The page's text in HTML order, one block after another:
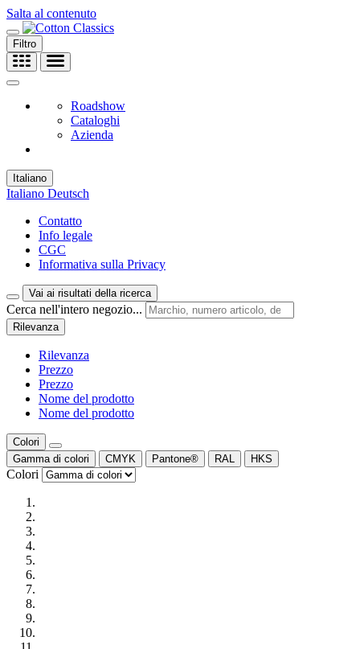
Salta al contenuto
Filtro
Roadshow
Cataloghi
Azienda
Italiano
Italiano Deutsch
Contatto
Info legale
CGC
Informativa sulla Privacy
Vai ai risultati della ricerca
Cerca nell'intero negozio...
Rilevanza
Rilevanza
Prezzo
Prezzo
Nome del prodotto
Nome del prodotto
Colori
Gamma di colori
CMYK Pantone® RAL HKS
Colori